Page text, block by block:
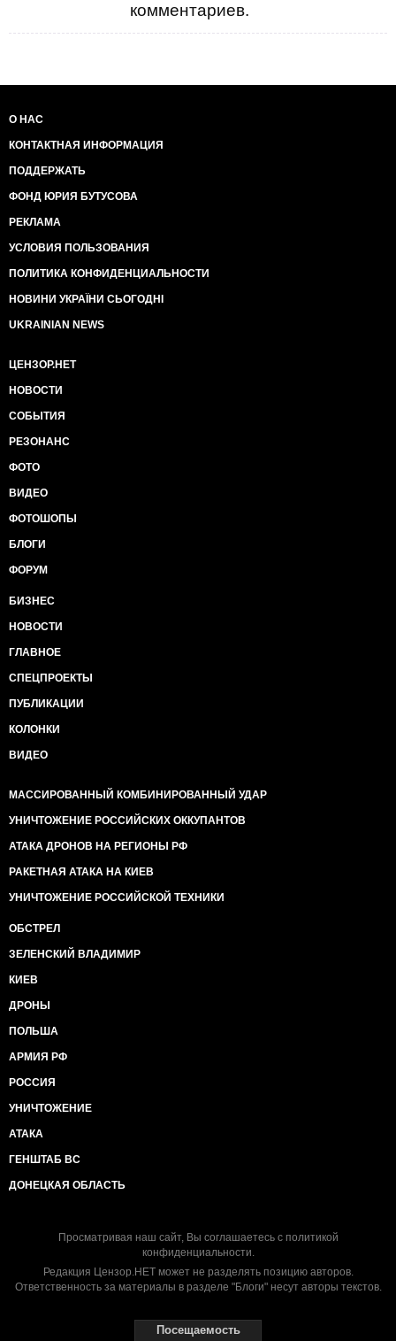
комментариев.
О НАС
КОНТАКТНАЯ ИНФОРМАЦИЯ
ПОДДЕРЖАТЬ
ФОНД ЮРИЯ БУТУСОВА
РЕКЛАМА
УСЛОВИЯ ПОЛЬЗОВАНИЯ
ПОЛИТИКА КОНФИДЕНЦИАЛЬНОСТИ
НОВИНИ УКРАЇНИ СЬОГОДНІ
UKRAINIAN NEWS
ЦЕНЗОР.НЕТ
НОВОСТИ
СОБЫТИЯ
РЕЗОНАНС
ФОТО
ВИДЕО
ФОТОШОПЫ
БЛОГИ
ФОРУМ
БИЗНЕС
НОВОСТИ
ГЛАВНОЕ
СПЕЦПРОЕКТЫ
ПУБЛИКАЦИИ
КОЛОНКИ
ВИДЕО
МАССИРОВАННЫЙ КОМБИНИРОВАННЫЙ УДАР
УНИЧТОЖЕНИЕ РОССИЙСКИХ ОККУПАНТОВ
АТАКА ДРОНОВ НА РЕГИОНЫ РФ
РАКЕТНАЯ АТАКА НА КИЕВ
УНИЧТОЖЕНИЕ РОССИЙСКОЙ ТЕХНИКИ
ОБСТРЕЛ
ЗЕЛЕНСКИЙ ВЛАДИМИР
КИЕВ
ДРОНЫ
ПОЛЬША
АРМИЯ РФ
РОССИЯ
УНИЧТОЖЕНИЕ
АТАКА
ГЕНШТАБ ВС
ДОНЕЦКАЯ ОБЛАСТЬ
Просматривая наш сайт, Вы соглашаетесь с политикой
конфиденциальности.
Редакция Цензор.НЕТ может не разделять позицию авторов.
Ответственность за материалы в разделе "Блоги" несут авторы текстов.
Посещаемость